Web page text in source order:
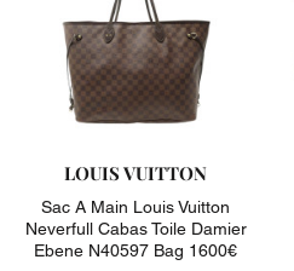
LOUIS VUITTON
Sac A Main Louis Vuitton
Neverfull Cabas Toile Damier
Ebene N40597 Bag 1600€